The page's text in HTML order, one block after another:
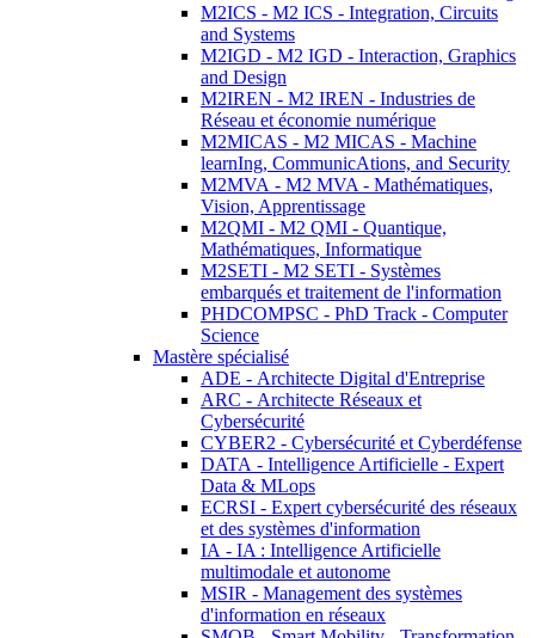
M2ICS - M2 ICS - Integration, Circuits
and Systems
M2IGD - M2 IGD - Interaction, Graphics
and Design
M2IREN - M2 IREN - Industries de
Réseau et économie numérique
M2MICAS - M2 MICAS - Machine
learnIng, CommunicAtions, and Security
M2MVA - M2 MVA - Mathématiques,
Vision, Apprentissage
M2QMI - M2 QMI - Quantique,
Mathématiques, Informatique
M2SETI - M2 SETI - Systèmes
embarqués et traitement de l'information
PHDCOMPSC - PhD Track - Computer
Science
Mastère spécialisé
ADE - Architecte Digital d'Entreprise
ARC - Architecte Réseaux et
Cybersécurité
CYBER2 - Cybersécurité et Cyberdéfense
DATA - Intelligence Artificielle - Expert
Data & MLops
ECRSI - Expert cybersécurité des réseaux
et des systèmes d'information
IA - IA : Intelligence Artificielle
multimodale et autonome
MSIR - Management des systèmes
d'information en réseaux